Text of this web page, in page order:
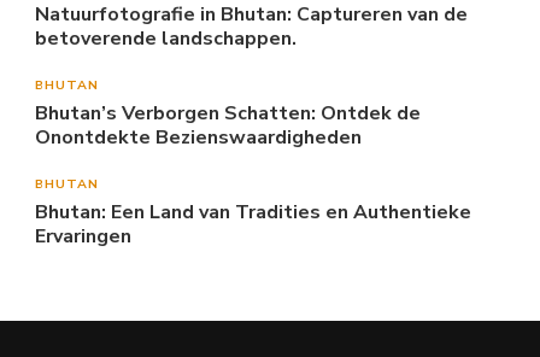
Natuurfotografie in Bhutan: Captureren van de
betoverende landschappen.
BHUTAN
Bhutan’s Verborgen Schatten: Ontdek de
Onontdekte Bezienswaardigheden
BHUTAN
Bhutan: Een Land van Tradities en Authentieke
Ervaringen